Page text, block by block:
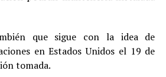
que sigue con la idea de
en Estados Unidos el 19 de
tomada.